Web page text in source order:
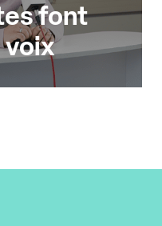
font
voix